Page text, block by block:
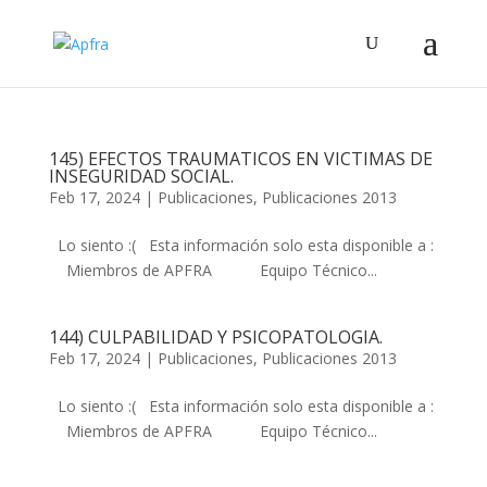
145) EFECTOS TRAUMATICOS EN VICTIMAS DE
INSEGURIDAD SOCIAL.
Feb 17, 2024| Publicaciones, Publicaciones 2013
Lo siento :( Esta información solo esta disponible a :
Miembros de APFRA Equipo Técnico...
144) CULPABILIDAD Y PSICOPATOLOGIA.
Feb 17, 2024| Publicaciones, Publicaciones 2013
Lo siento :( Esta información solo esta disponible a :
Miembros de APFRA Equipo Técnico...